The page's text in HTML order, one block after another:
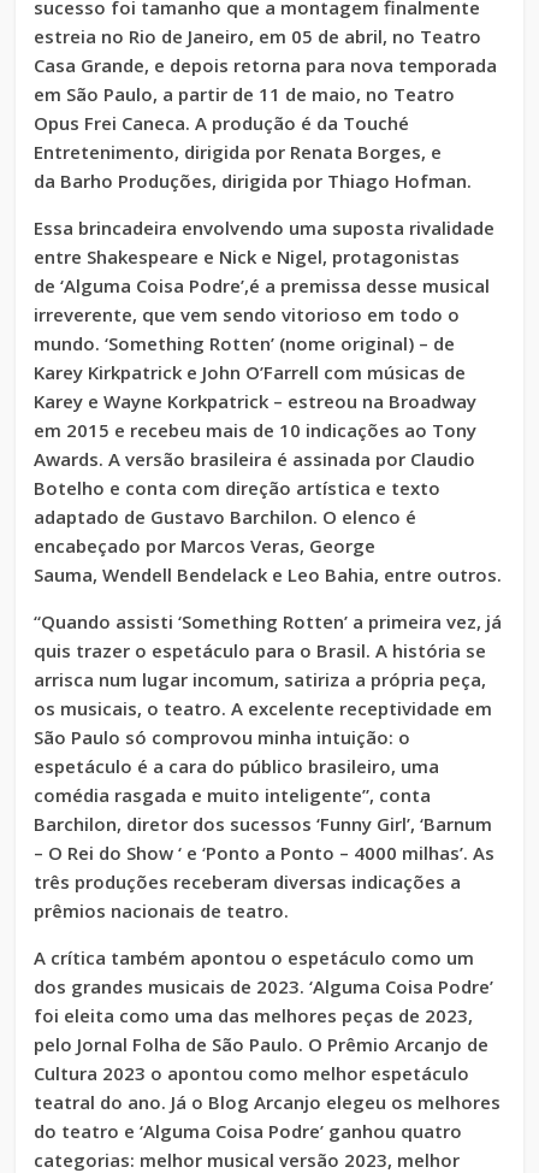
sucesso foi tamanho que a montagem finalmente
estreia no Rio de Janeiro, em 05 de abril, no Teatro
Casa Grande, e depois retorna para nova temporada
em São Paulo, a partir de 11 de maio, no Teatro
Opus Frei Caneca. A produção é da Touché
Entretenimento, dirigida por Renata Borges, e
da Barho Produções, dirigida por Thiago Hofman.
Essa brincadeira envolvendo uma suposta rivalidade
entre Shakespeare e Nick e Nigel, protagonistas
de ‘Alguma Coisa Podre’,é a premissa desse musical
irreverente, que vem sendo vitorioso em todo o
mundo. ‘Something Rotten’ (nome original) – de
Karey Kirkpatrick e John O’Farrell com músicas de
Karey e Wayne Korkpatrick – estreou na Broadway
em 2015 e recebeu mais de 10 indicações ao Tony
Awards. A versão brasileira é assinada por Claudio
Botelho e conta com direção artística e texto
adaptado de Gustavo Barchilon. O elenco é
encabeçado por Marcos Veras, George
Sauma, Wendell Bendelack e Leo Bahia, entre outros.
“Quando assisti ‘Something Rotten’ a primeira vez, já
quis trazer o espetáculo para o Brasil. A história se
arrisca num lugar incomum, satiriza a própria peça,
os musicais, o teatro. A excelente receptividade em
São Paulo só comprovou minha intuição: o
espetáculo é a cara do público brasileiro, uma
comédia rasgada e muito inteligente”, conta
Barchilon, diretor dos sucessos ‘Funny Girl’, ‘Barnum
– O Rei do Show ‘ e ‘Ponto a Ponto – 4000 milhas’. As
três produções receberam diversas indicações a
prêmios nacionais de teatro.
A crítica também apontou o espetáculo como um
dos grandes musicais de 2023. ‘Alguma Coisa Podre’
foi eleita como uma das melhores peças de 2023,
pelo Jornal Folha de São Paulo. O Prêmio Arcanjo de
Cultura 2023 o apontou como melhor espetáculo
teatral do ano. Já o Blog Arcanjo elegeu os melhores
do teatro e ‘Alguma Coisa Podre’ ganhou quatro
categorias: melhor musical versão 2023, melhor